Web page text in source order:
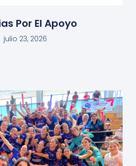
Por El Apoyo
julio 23, 2026